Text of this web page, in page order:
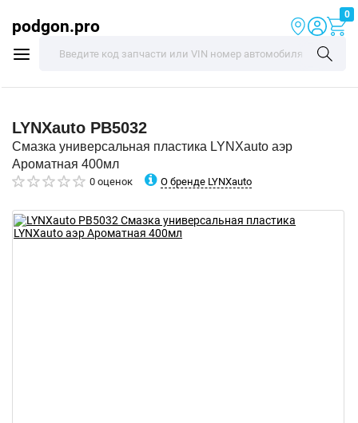
podgon.pro
0
LYNXauto PB5032
Смазка универсальная пластика LYNXauto аэр
Ароматная 400мл
0 оценок О бренде LYNXauto